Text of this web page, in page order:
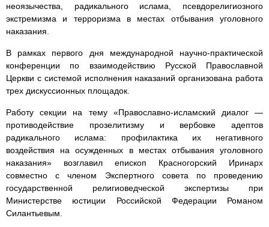
неоязычества, радикального ислама, псевдорелигиозного
экстремизма и терроризма в местах отбывания уголовного
наказания.
В рамках первого дня международной научно-практической
конференции по взаимодействию Русской Православной
Церкви с системой исполнения наказаний организована работа
трех дискуссионных площадок.
Работу секции на тему «Православно-исламский диалог —
противодействие прозелитизму и вербовке адептов
радикального ислама: профилактика их негативного
воздействия на осужденных в местах отбывания уголовного
наказания» возглавил епископ Красногорский Иринарх
совместно с членом Экспертного совета по проведению
государственной религиоведческой экспертизы при
Министерстве юстиции Российской Федерации Романом
Силантьевым.